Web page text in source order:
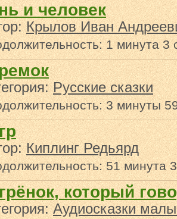
и человек
Крылов Иван
1 минута 3
Русские сказки
3 минуты
Киплинг Редьярд
51 минута
который
Аудиосказки